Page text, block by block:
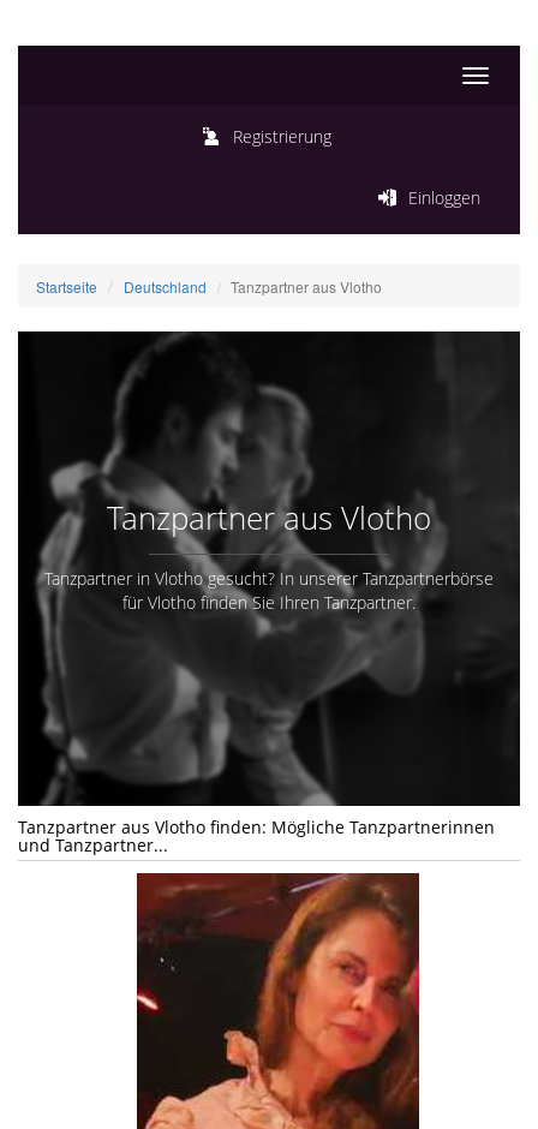
Toggle
Registrierung
Einloggen
Startseite Deutschland Tanzpartner aus Vlotho
Tanzpartner aus Vlotho
Tanzpartner in Vlotho gesucht? In unserer Tanzpartnerbörse
für Vlotho finden Sie Ihren Tanzpartner.
Tanzpartner aus Vlotho finden: Mögliche Tanzpartnerinnen
und Tanzpartner...